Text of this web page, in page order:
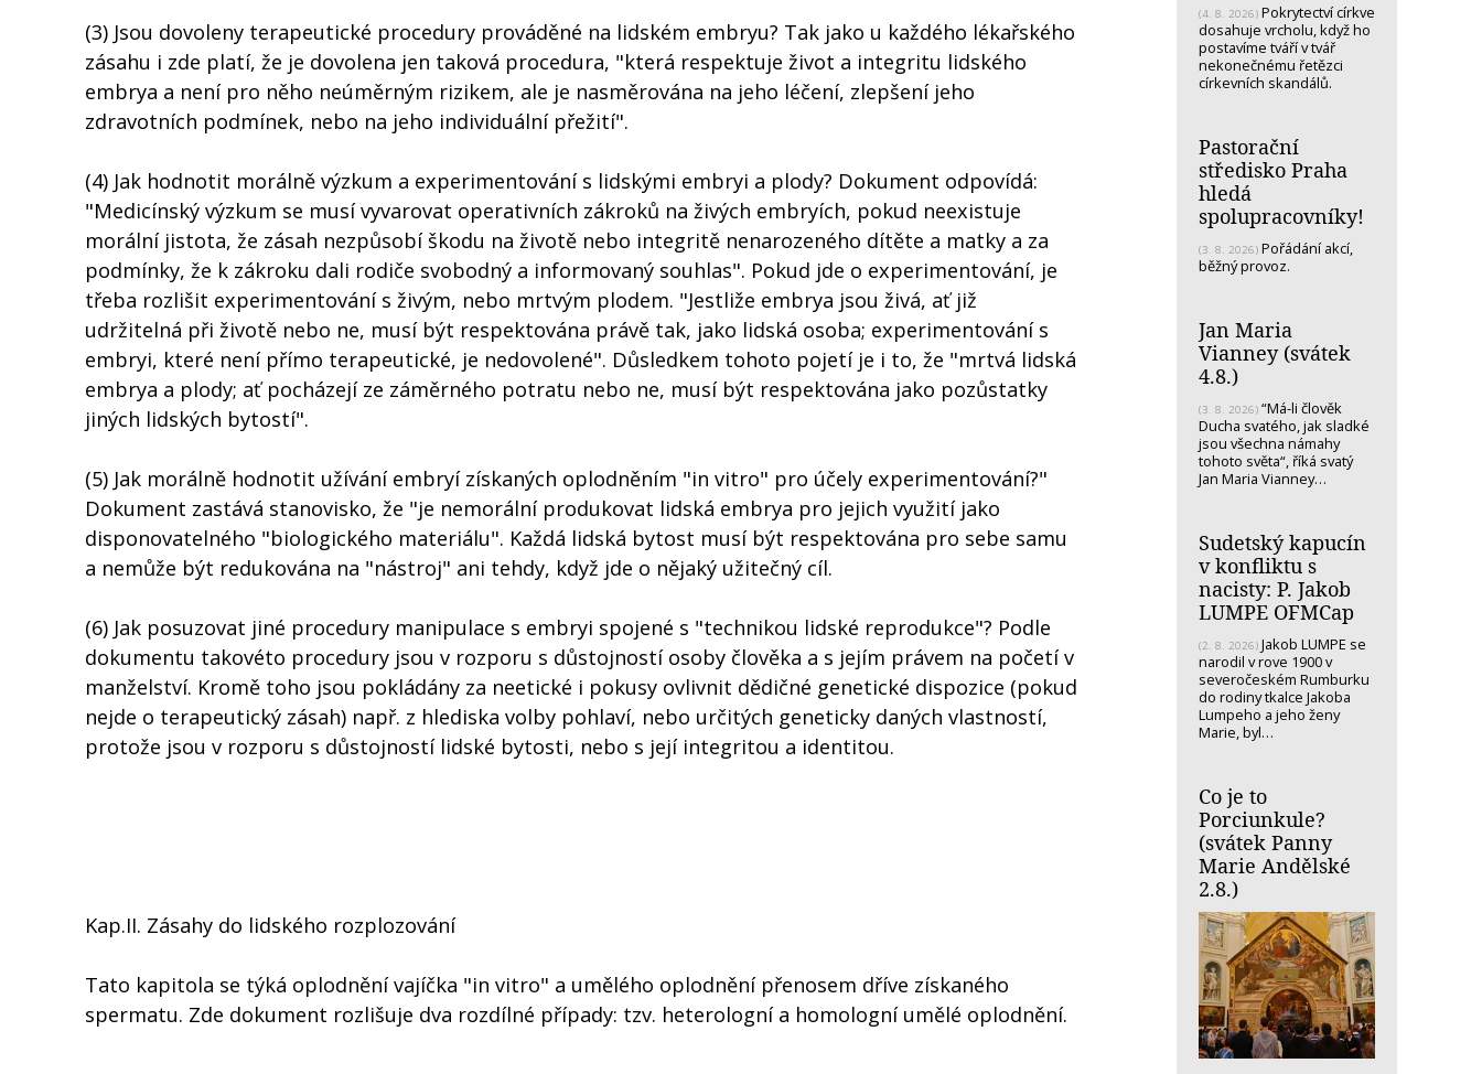
(3) Jsou dovoleny terapeutické procedury prováděné na lidském embryu? Tak jako u každého lékařského
zásahu i zde platí, že je dovolena jen taková procedura, "která respektuje život a integritu lidského
embrya a není pro něho neúměrným rizikem, ale je nasměrována na jeho léčení, zlepšení jeho
zdravotních podmínek, nebo na jeho individuální přežití".
(4) Jak hodnotit morálně výzkum a experimentování s lidskými embryi a plody? Dokument odpovídá:
"Medicínský výzkum se musí vyvarovat operativních zákroků na živých embryích, pokud neexistuje
morální jistota, že zásah nezpůsobí škodu na životě nebo integritě nenarozeného dítěte a matky a za
podmínky, že k zákroku dali rodiče svobodný a informovaný souhlas". Pokud jde o experimentování, je
třeba rozlišit experimentování s živým, nebo mrtvým plodem. "Jestliže embrya jsou živá, ať již
udržitelná při životě nebo ne, musí být respektována právě tak, jako lidská osoba; experimentování s
embryi, které není přímo terapeutické, je nedovolené". Důsledkem tohoto pojetí je i to, že "mrtvá lidská
embrya a plody; ať pocházejí ze záměrného potratu nebo ne, musí být respektována jako pozůstatky
jiných lidských bytostí".
(5) Jak morálně hodnotit užívání embryí získaných oplodněním "in vitro" pro účely experimentování?"
Dokument zastává stanovisko, že "je nemorální produkovat lidská embrya pro jejich využití jako
disponovatelného "biologického materiálu". Každá lidská bytost musí být respektována pro sebe samu
a nemůže být redukována na "nástroj" ani tehdy, když jde o nějaký užitečný cíl.
(6) Jak posuzovat jiné procedury manipulace s embryi spojené s "technikou lidské reprodukce"? Podle
dokumentu takovéto procedury jsou v rozporu s důstojností osoby člověka a s jejím právem na početí v
manželství. Kromě toho jsou pokládány za neetické i pokusy ovlivnit dědičné genetické dispozice (pokud
nejde o terapeutický zásah) např. z hlediska volby pohlaví, nebo určitých geneticky daných vlastností,
protože jsou v rozporu s důstojností lidské bytosti, nebo s její integritou a identitou.
Kap.II. Zásahy do lidského rozplozování
Tato kapitola se týká oplodnění vajíčka "in vitro" a umělého oplodnění přenosem dříve získaného
spermatu. Zde dokument rozlišuje dva rozdílné případy: tzv. heterologní a homologní umělé oplodnění.
(4. 8. 2026) Pokrytectví církve
dosahuje vrcholu, když ho
postavíme tváří v tvář
nekonečnému řetězci
církevních skandálů.
Pastorační
středisko Praha
hledá
spolupracovníky!
(3. 8. 2026) Pořádání akcí,
běžný provoz.
Jan Maria
Vianney (svátek
4.8.)
(3. 8. 2026) “Má-li člověk
Ducha svatého, jak sladké
jsou všechna námahy
tohoto světa“, říká svatý
Jan Maria Vianney…
Sudetský kapucín
v konfliktu s
nacisty: P. Jakob
LUMPE OFMCap
(2. 8. 2026) Jakob LUMPE se
narodil v rove 1900 v
severočeském Rumburku
do rodiny tkalce Jakoba
Lumpeho a jeho ženy
Marie, byl…
Co je to
Porciunkule?
(svátek Panny
Marie Andělské
2.8.)